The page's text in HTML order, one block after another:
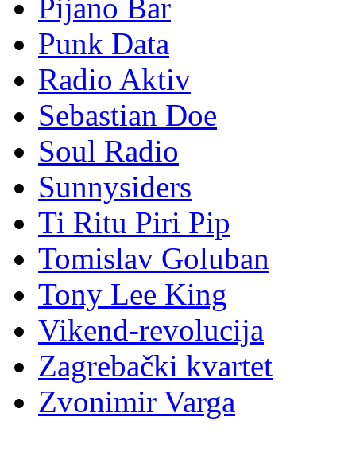
Pijano Bar
Punk Data
Radio Aktiv
Sebastian Doe
Soul Radio
Sunnysiders
Ti Ritu Piri Pip
Tomislav Goluban
Tony Lee King
Vikend-revolucija
Zagrebački kvartet
Zvonimir Varga